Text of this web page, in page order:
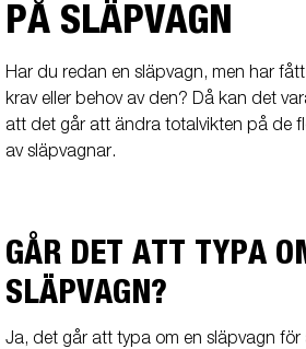
PÅ SLÄPVAGN
Har du redan en släpvagn, men har
krav eller behov av den? Då kan det
att det går att ändra totalvikten på de
av släpvagnar.
GÅR DET ATT TYPA
SLÄPVAGN?
Ja, det går att typa om en släpvagn